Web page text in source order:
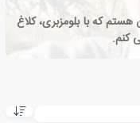
که با بلومزبری، کلاغ
کنم.